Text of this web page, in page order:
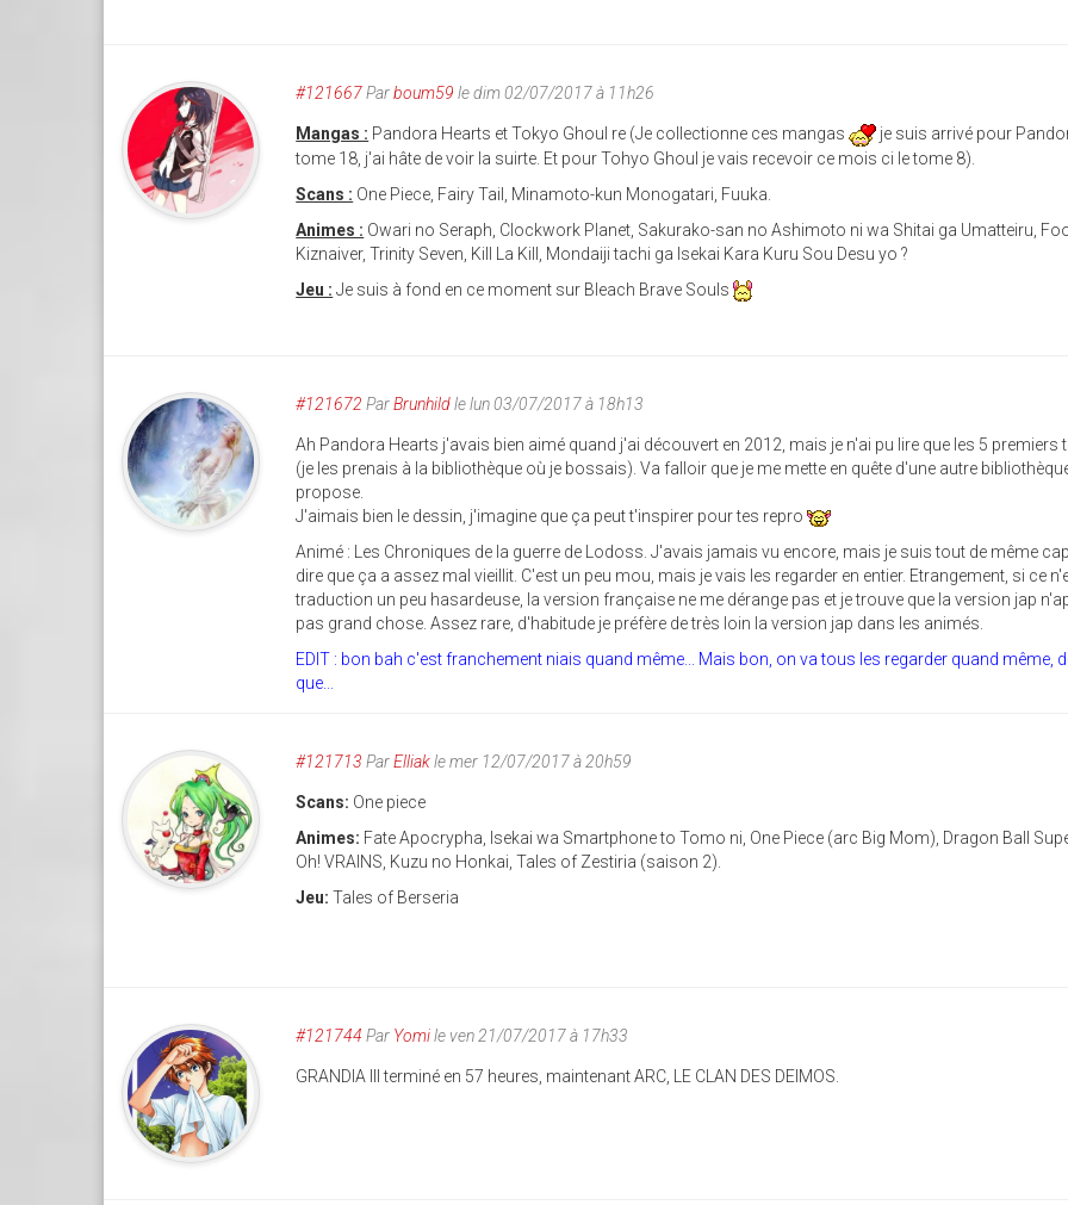
#121667Parboum59 le dim 02/07/2017 à 11h26
Mangas : Pandora Hearts et Tokyo Ghoul re (Je collectionne ces mangas
je suis arrivé pour
tome 18, j'ai hâte de voir la suirte. Et pour Tohyo Ghoul je vais recevoir ce mois ci le tome 8).
Scans : One Piece, Fairy Tail, Minamoto-kun Monogatari, Fuuka.
Animes : Owari no Seraph, Clockwork Planet, Sakurako-san no Ashimoto ni wa Shitai ga Umatteiru,
Kiznaiver, Trinity Seven, Kill La Kill, Mondaiji tachi ga Isekai Kara Kuru Sou Desu yo ?
Jeu : Je suis à fond en ce moment sur Bleach Brave Souls
#121672 ParBrunhildle lun 03/07/2017 à 18h13
Ah Pandora Hearts j'avais bien aimé quand j'ai découvert en 2012, mais je n'ai pu lire que les 5 premiers
(je les prenais à la bibliothèque où je bossais). Va falloir que je me mette en quête d'une autre
propose.
J'aimais bien le dessin, j'imagine que ça peut t'inspirer pour tes repro
Animé : Les Chroniques de la guerre de Lodoss. J'avais jamais vu encore, mais je suis tout de même
dire que ça a assez mal vieillit. C'est un peu mou, mais je vais les regarder en entier. Etrangement, si ce
traduction un peu hasardeuse, la version française ne me dérange pas et je trouve que la version jap
pas grand chose. Assez rare, d'habitude je préfère de très loin la version jap dans les animés.
EDIT : bon bah c'est franchement niais quand même... Mais bon, on va tous les regarder quand même,
que...
#121713 ParElliakle mer 12/07/2017 à 20h59
Scans: One piece
Animes: Fate Apocrypha, Isekai wa Smartphone to Tomo ni, One Piece (arc Big Mom), Dragon Ball
Oh! VRAINS, Kuzu no Honkai, Tales of Zestiria (saison 2).
Jeu:Tales of Berseria
#121744 Par Yomile ven 21/07/2017 à 17h33
GRANDIA III terminé en 57 heures, maintenant ARC, LE CLAN DES DEIMOS.